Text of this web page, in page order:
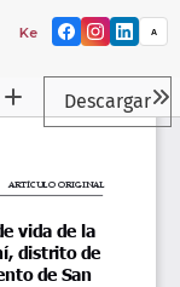
Kera yvoty: A
Descargar